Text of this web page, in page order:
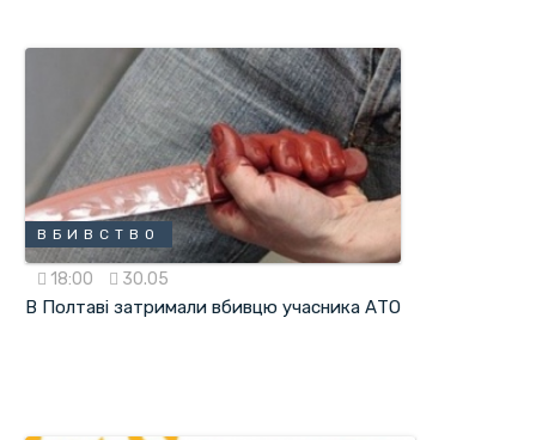
ВБИВСТВО
18:00 30.05
В Полтаві затримали вбивцю учасника АТО